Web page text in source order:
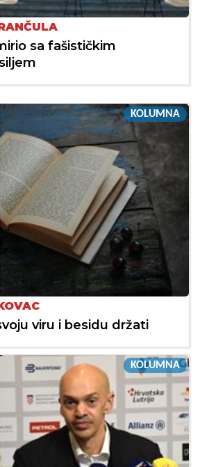
sa fašističkim
KOLUMNA
viru i besidu držati
KOLUMNA